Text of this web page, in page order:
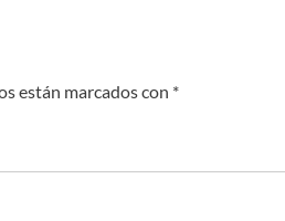
están marcados con *